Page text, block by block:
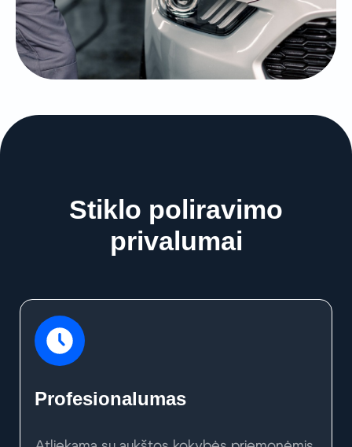
Stiklo poliravimo
privalumai
Profesionalumas